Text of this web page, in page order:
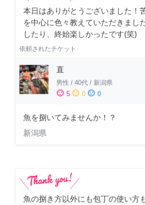
本日はありがとうございました！
を中心に色々教えていただきまし
したり、終始楽しかったです(笑)
依頼されたチケット
直
男性 / 40代 / 新潟県
sentiment_satisfied 5 sentiment_neutral 0 sentiment_dissatisfied 0
魚を捌いてみませんか！？
新潟県
魚の捌き方以外にも包丁の使い方